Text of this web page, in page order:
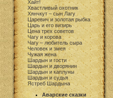
Хайт!
Хвастливый охотник
Хянчкут – сын Лагу
Царевич и золотая рыбка
Царь и его визирь
Цена трех советов
Чагу и корова
Чагу – любитель сыра
Человек и змея
Чужая жена
Шардын и гости
Шардын и дворянин
Шардын и каплуны
Шардын и судья
Ястреб Шардына
Аварские сказки